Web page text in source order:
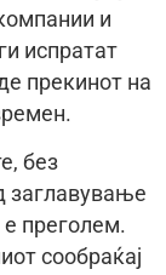
и
испратат
прекинот на
без
заглавување
преголем.
сообраќај